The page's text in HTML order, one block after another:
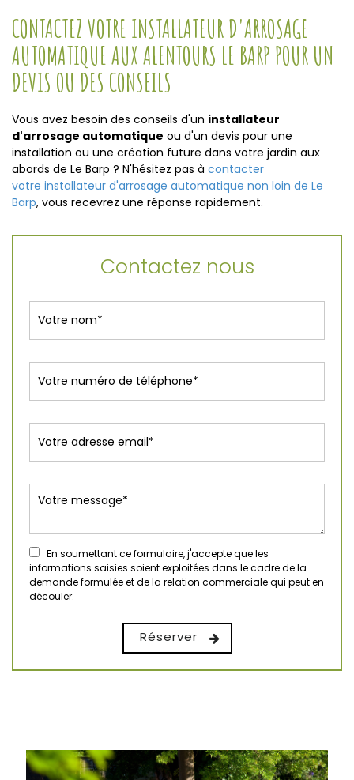
CONTACTEZ VOTRE INSTALLATEUR D'ARROSAGE
AUTOMATIQUE AUX ALENTOURS LE BARP POUR UN
DEVIS OU DES CONSEILS
Vous avez besoin des conseils d'un installateur
d'arrosage automatique ou d'un devis pour une
installation ou une création future dans votre jardin aux
abords de Le Barp ? N'hésitez pas à contacter
votre installateur d'arrosage automatique non loin de Le
Barp, vous recevrez une réponse rapidement.
Contactez nous
En soumettant ce formulaire, j'accepte que les
informations saisies soient exploitées dans le cadre de la
demande formulée et de la relation commerciale qui peut en
découler.